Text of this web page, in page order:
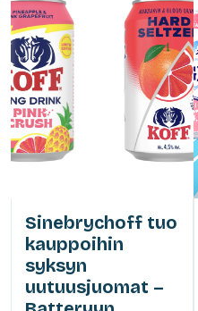
Sinebrychoff tuo
kauppoihin
syksyn
uutuusjuomat –